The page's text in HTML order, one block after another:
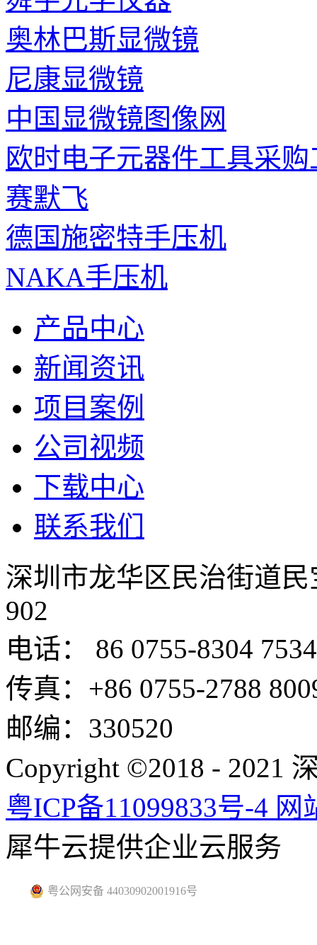
奥林巴斯显微镜
尼康显微镜
中国显微镜图像网
欧时电子元器件工具采购
赛默飞
德国施密特手压机
NAKA手压机
产品中心
新闻资讯
项目案例
公司视频
下载中心
联系我们
深圳市龙华区民治街道
902
电话： 86 0755-8304 7534
传真：+86 0755-2788
邮编：330520
Copyright ©2018 - 2021
粤ICP备11099833号-4 网
犀牛云提供企业云服务
粤公网安备 44030902001916号